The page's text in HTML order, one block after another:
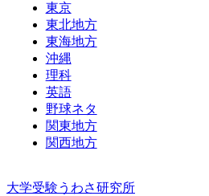
東京
東北地方
東海地方
沖縄
理科
英語
野球ネタ
関東地方
関西地方
大学受験うわさ研究所